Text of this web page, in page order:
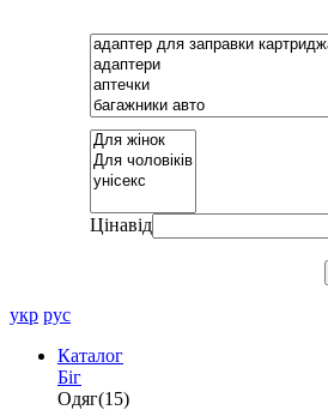
Цінавід
укр рус
Каталог
Біг
Одяг(15)